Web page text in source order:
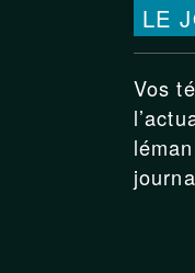
LE
Vos